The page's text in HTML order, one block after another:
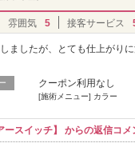
雰囲気 5 接客サービス
ましたが、とても仕上がり
クーポン利用なし
[施術メニュー] カラー
スイッチ】 からの返信コメ